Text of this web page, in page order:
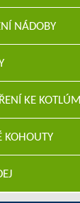
NÁDOBY
KE KOTLÚM
KOHOUTY